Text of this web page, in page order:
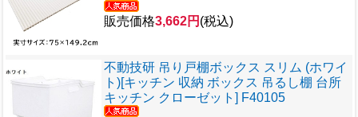
販売価格3,662円 (税込)
不動技研 吊り戸棚ボックス スリム (ホワイ
ト)[キッチン 収納 ボックス 吊るし棚 台所
キッチン クローゼット] F40105